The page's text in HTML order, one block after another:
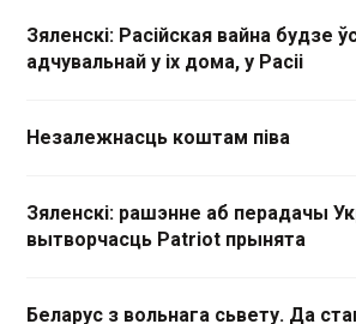
Зяленскі: Расійская вайна будзе
адчувальнай у іх дома, у Расіі
Незалежнасць коштам піва
Зяленскі: рашэнне аб перадачы
вытворчасць Patriot прынята
Беларус з вольнага сьвету. Да